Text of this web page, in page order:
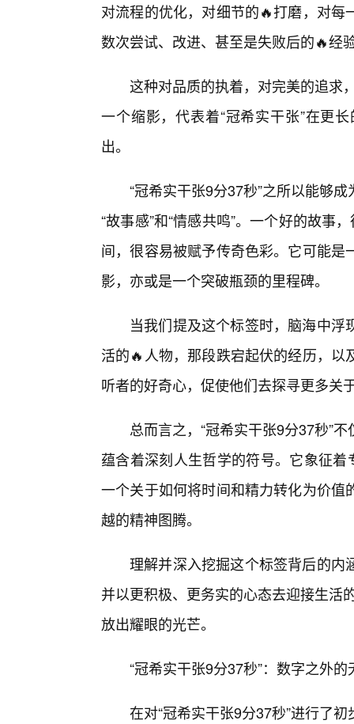
对流程的优化，对细节的🔥打磨，对
数次尝试、改进、甚至是失败后的🔥经
这种对品质的执着，对完美的追求
一个缩影，代表着“冠希实干张”在更
出。
“冠希实干张9分37秒”之所以能够
“故事感”和“情感共鸣”。一个好的故事
间，很容易被赋予传奇色彩。它可能
影，亦或是一个突破瓶颈的里程碑。
当我们提及这个标签时，脑海中
活的🔥人物，那段跌宕起伏的经历，
听者的好奇心，促使他们去探寻更多关
总而言之，“冠希实干张9分37秒”
蕴含着深刻人生哲学的符号。它象征
一个关于如何将时间和精力转化为价
越的精神图腾。
理解并深入挖掘这个标签背后的内
并以更积极、更务实的心态去迎接生活
放出耀眼的光芒。
“冠希实干张9分37秒”：数字之外
在对“冠希实干张9分37秒”进行了